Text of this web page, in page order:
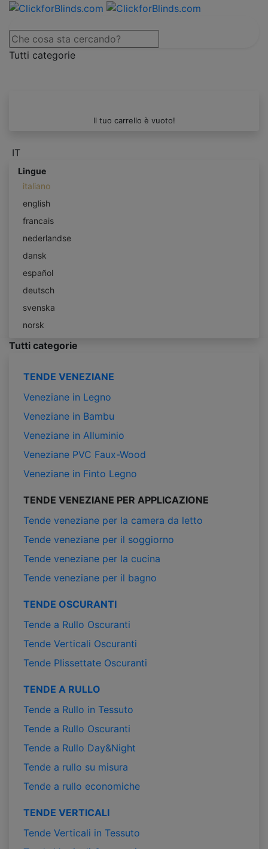
Tutti categorie
Il tuo carrello è vuoto!
IT
Lingue
italiano
english
francais
nederlandse
dansk
español
deutsch
svenska
norsk
Tutti categorie
TENDE VENEZIANE
Veneziane in Legno
Veneziane in Bambu
Veneziane in Alluminio
Veneziane PVC Faux-Wood
Veneziane in Finto Legno
TENDE VENEZIANE PER APPLICAZIONE
Tende veneziane per la camera da letto
Tende veneziane per il soggiorno
Tende veneziane per la cucina
Tende veneziane per il bagno
TENDE OSCURANTI
Tende a Rullo Oscuranti
Tende Verticali Oscuranti
Tende Plissettate Oscuranti
TENDE A RULLO
Tende a Rullo in Tessuto
Tende a Rullo Oscuranti
Tende a Rullo Day&Night
Tende a rullo su misura
Tende a rullo economiche
TENDE VERTICALI
Tende Verticali in Tessuto